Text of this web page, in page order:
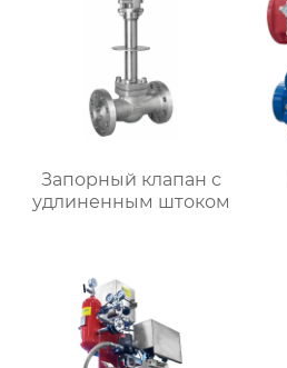
Запорный клапан с
удлиненным штоком